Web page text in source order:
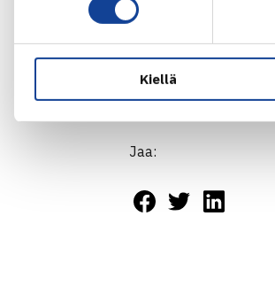
Kiellä
Kaksi maata nousee
Jaa: